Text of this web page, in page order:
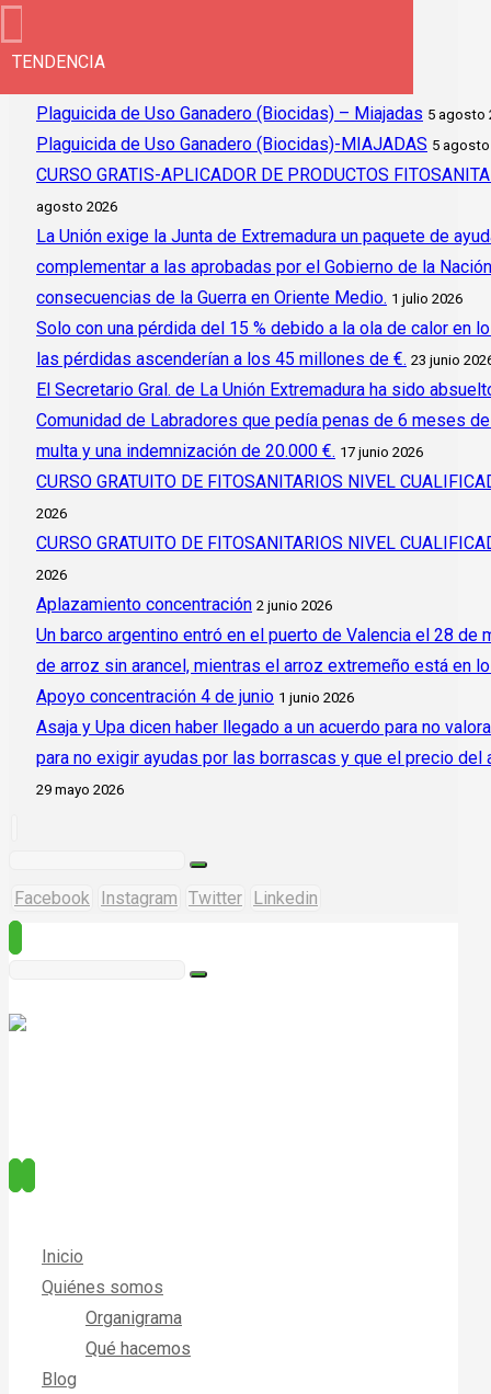
TENDENCIA
Plaguicida de Uso Ganadero (Biocidas) – Miajadas 5 agosto
Plaguicida de Uso Ganadero (Biocidas)-MIAJADAS 5
CURSO GRATIS-APLICADOR DE PRODUCTOS
agosto 2026
La Unión exige la Junta de Extremadura un paquete de
complementar a las aprobadas por el Gobierno de la
consecuencias de la Guerra en Oriente Medio. 1 julio 2026
Solo con una pérdida del 15 % debido a la ola de calor en
las pérdidas ascenderían a los 45 millones de €. 23 junio
El Secretario Gral. de La Unión Extremadura ha sido
Comunidad de Labradores que pedía penas de 6 meses
multa y una indemnización de 20.000 €. 17 junio 2026
CURSO GRATUITO DE FITOSANITARIOS NIVEL
2026
CURSO GRATUITO DE FITOSANITARIOS NIVEL
2026
Aplazamiento concentración 2 junio 2026
Un barco argentino entró en el puerto de Valencia el 28 de
de arroz sin arancel, mientras el arroz extremeño está en
Apoyo concentración 4 de junio 1 junio 2026
Asaja y Upa dicen haber llegado a un acuerdo para no
para no exigir ayudas por las borrascas y que el precio
29 mayo 2026
Facebook Instagram Twitter Linkedin
Inicio
Quiénes somos
Organigrama
Qué hacemos
Blog